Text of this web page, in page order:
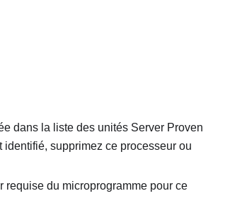
dans la liste des unités Server Proven
supprimez ce processeur ou
requise du microprogramme pour ce